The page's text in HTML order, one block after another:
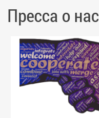
Пресса о нас